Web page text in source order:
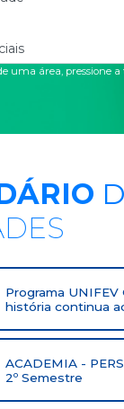
uma área, pressione a
Programa UNIFEV
história continua
ACADEMIA -
2º Semestre